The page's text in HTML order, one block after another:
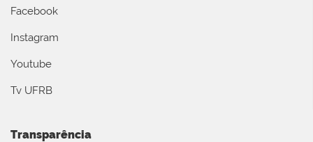
Facebook
Instagram
Youtube
Tv UFRB
Transparência